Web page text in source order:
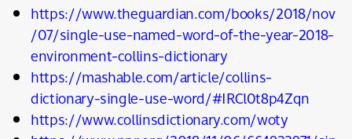
https://www.theguardian.com/books/2018/nov
/07/single-use-named-word-of-the-year-2018-
environment-collins-dictionary
https://mashable.com/article/collins-
dictionary-single-use-word/#IRCl0t8p4Zqn
https://www.collinsdictionary.com/woty